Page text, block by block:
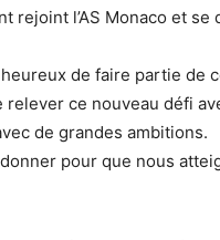
rejoint l’AS Monaco et se
de faire partie de
ce nouveau défi
de grandes ambitions.
pour que nous